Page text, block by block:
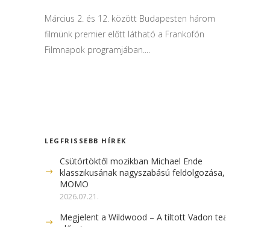
Március 2. és 12. között Budapesten három
filmünk premier előtt látható a Frankofón
Filmnapok programjában....
LEGFRISSEBB HÍREK
Csütörtöktől mozikban Michael Ende
klasszikusának nagyszabású feldolgozása, a
MOMO
2026.07.21.
Megjelent a Wildwood – A tiltott Vadon teaser